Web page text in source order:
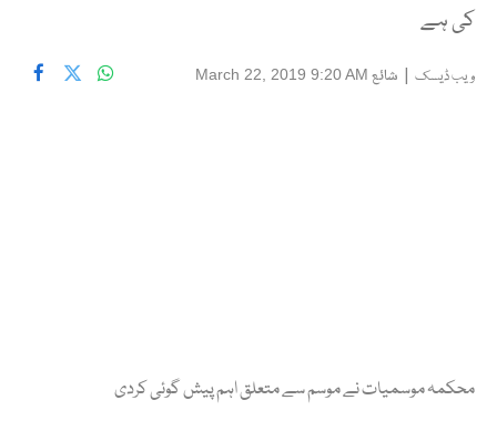
کی ہے
ویب ڈیسک | شائع March 22, 2019 9:20 AM
محکمہ موسمیات نے موسم سے متعلق اہم پیش گوئی کردی